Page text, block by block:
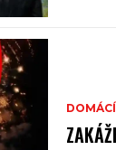
DOMÁCÍ